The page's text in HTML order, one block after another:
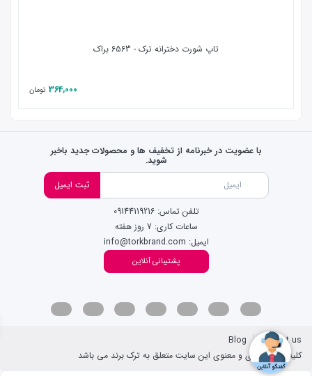
تاپ شورت دخترانه ترک - 6563 براک
364,000 تومان
با عضویت در خبرنامه از تخفیف ها و محصولات جدید باخبر
شوید.
ثبت ایمیل
پشتیبانی آنلاین
تلفن تماس: 09144119216
ساعات کاری: 7 روز هفته
ایمیل: info@torkbrand.com
Contact us
Blog
کلیه حقوق مادی و معنوی این سایت متعلق به ترک برند می باشد